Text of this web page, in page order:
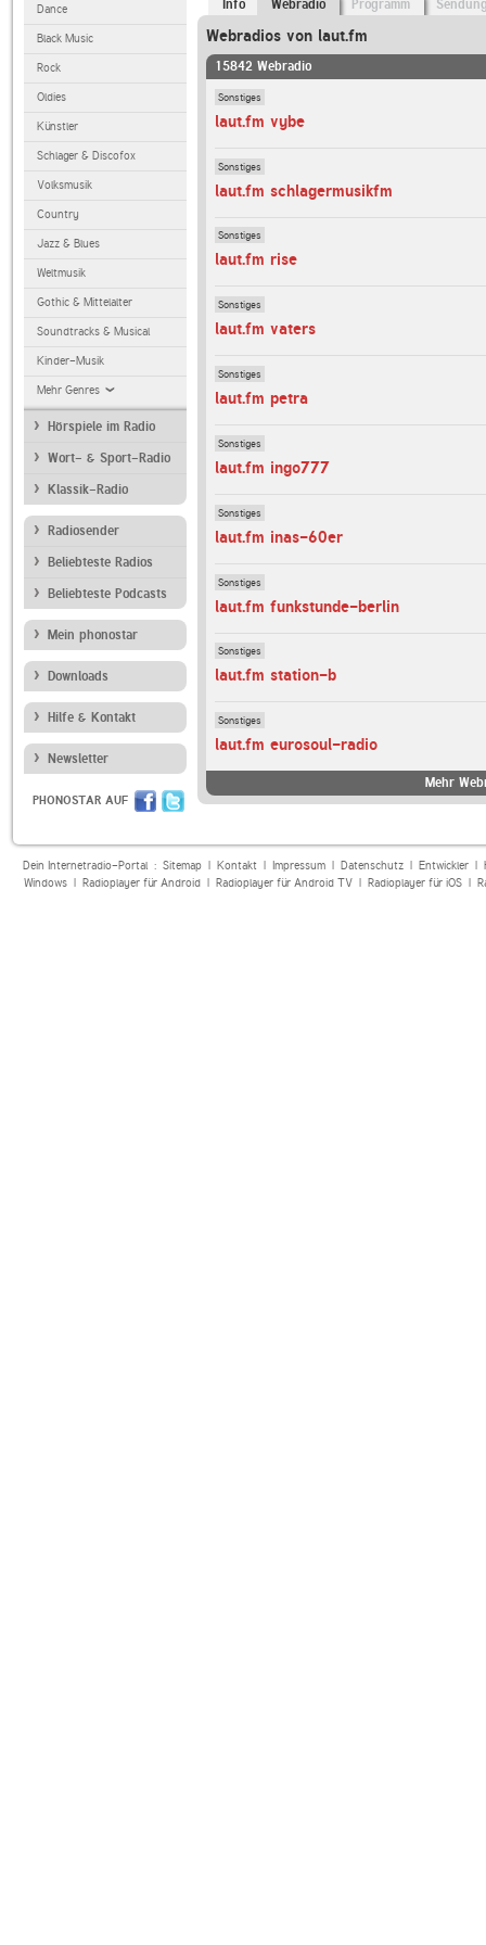
Dance
Black Music
Rock
Oldies
Künstler
Schlager & Discofox
Volksmusik
Country
Jazz & Blues
Weltmusik
Gothic & Mittelalter
Soundtracks & Musical
Kinder-Musik
Mehr Genres
Hörspiele im Radio
Wort- & Sport-Radio
Klassik-Radio
Radiosender
Beliebteste Radios
Beliebteste Podcasts
Mein phonostar
Downloads
Hilfe & Kontakt
Newsletter
PHONOSTAR AUF
Info Webradio Programm
Webradios von laut.fm
15842 Webradio
Sonstiges
laut.fm vybe
Sonstiges
laut.fm schlagermusikfm
Sonstiges
laut.fm rise
Sonstiges
laut.fm vaters
Sonstiges
laut.fm petra
Sonstiges
laut.fm ingo777
Sonstiges
laut.fm inas-60er
Sonstiges
laut.fm funkstunde-berlin
Sonstiges
laut.fm station-b
Sonstiges
laut.fm eurosoul-radio
Mehr
Dein Internetradio-Portal : Sitemap| Kontakt| Impressum| Datenschutz| Entwickler|
Windows| Radioplayer für Android| Radioplayer für Android TV| Radioplayer für iOS|